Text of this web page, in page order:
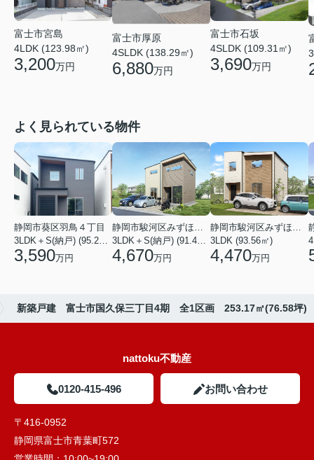
富士市宮島
4LDK (123.98㎡)
3,200万円
富士市厚原
4SLDK (138.29㎡)
6,880万円
富士市石坂
4SLDK (109.31㎡)
3,690万円
よく見られている物件
静岡市葵区羽鳥４丁目
3LDK＋S(納戸) (95.22㎡)
3,590万円
静岡市駿河区みずほ２丁目
3LDK＋S(納戸) (91.49㎡)
4,670万円
静岡市駿河区みずほ２丁目
3LDK (93.56㎡)
4,470万円
新築戸建 富士市国久保三丁目4期 全1区画 253.17㎡(76.58坪)
nattoku不動産
0120-415-496 お問い合わせ
〒416-0952
静岡県富士市青葉町572